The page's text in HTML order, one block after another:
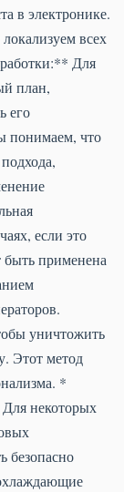
в электронике.
всех
Для
план,
его
понимаем, что
если это
быть применена
уничтожить
Этот метод
*
некоторых
безопасно